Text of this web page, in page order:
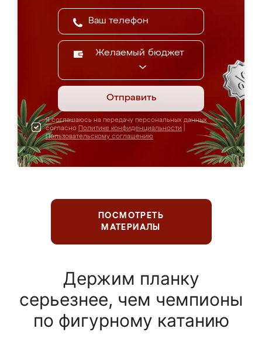
Желаемый бюджет
Отправить
Я соглашаюсь на передачу персональных данных
согласно Политике конфиденциальности
Пользовательскому соглашению
ПОСМОТРЕТЬ
МАТЕРИАЛЫ
Держим планку
серьезнее, чем чемпионы
по фигурному катанию